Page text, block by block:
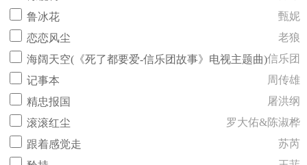
鲁冰花
甄妮
恋恋风尘
老狼
海阔天空(《死了都要爱-信乐团故事》电视主题曲)信乐团
记事本
周传雄
精忠报国
屠洪纲
滚滚红尘
罗大佑&陈淑桦
跟着感觉走
苏芮